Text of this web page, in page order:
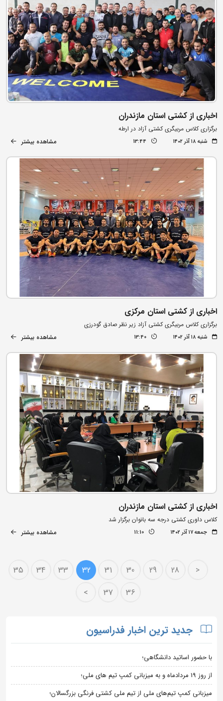
اخباری از کشتی استان مازندران
برگزاری کلاس مربیگری کشتی آزاد در ارطه
شنبه ۱۸ آذر ۱۴۰۲ 13:44 مشاهده بیشتر
اخباری از کشتی استان مرکزی
برگزاری کلاس مربیگری کشتی آزاد زیر نظر صادق گودرزی
شنبه ۱۸ آذر ۱۴۰۲ 13:40 مشاهده بیشتر
اخباری از کشتی استان مازندران
کلاس داوری کشتی درجه سه بانوان برگزار شد
جمعه ۱۷ آذر ۱۴۰۲ 11:10 مشاهده بیشتر
<
28
29
30
31
32
33
34
35
36
37
>
جدید ترین اخبار فدراسیون
با حضور اساتید دانشگاهی؛
از روز 19 مردادماه و به میزبانی کمپ تیم های ملی؛
میزبانی کمپ تیم‌های ملی از تیم ملی کشتی فرنگی بزرگسالان؛